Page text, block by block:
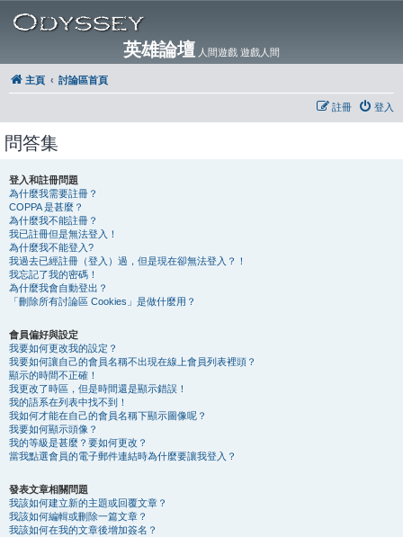
英雄論壇 人間遊戲 遊戲人間
主頁 討論區首頁
登入
註冊
問答集
登入和註冊問題
為什麼我需要註冊？
COPPA 是甚麼？
為什麼我不能註冊？
我已註冊但是無法登入！
為什麼我不能登入?
我過去已經註冊（登入）過，但是現在卻無法登入？！
我忘記了我的密碼！
為什麼我會自動登出？
「刪除所有討論區 Cookies」是做什麼用？
會員偏好與設定
我要如何更改我的設定？
我要如何讓自己的會員名稱不出現在線上會員列表裡頭？
顯示的時間不正確！
我更改了時區，但是時間還是顯示錯誤！
我的語系在列表中找不到！
我如何才能在自己的會員名稱下顯示圖像呢？
我要如何顯示頭像？
我的等級是甚麼？要如何更改？
當我點選會員的電子郵件連結時為什麼要讓我登入？
發表文章相關問題
我該如何建立新的主題或回覆文章？
我該如何編輯或刪除一篇文章？
我該如何在我的文章後增加簽名？